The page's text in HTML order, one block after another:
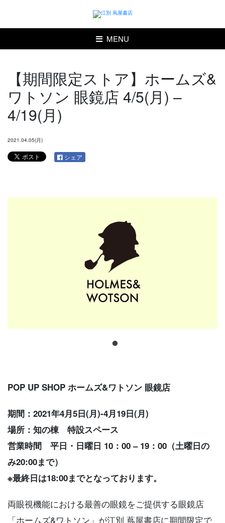
MENU
【期間限定ストア】ホームズ&
ワトソン 眼鏡店 4/5(月) –
4/19(月)
2021.04.05(月)
シェア
POP UP SHOP ホームズ&ワトソン 眼鏡店
期間：2021年4月5日(月)-4月19日(月)
場所：知の棟 特設スペース
営業時間 平日・日曜日 10：00 – 19：00（土曜日の
み20:00まで）
※最終日は18:00までとなっております。
両眼視機能における最善の眼鏡をご提供する眼鏡店
「ホームズ&ワトソン」が江別 蔦屋書店に期間限定で